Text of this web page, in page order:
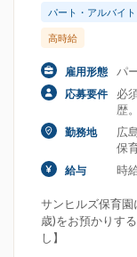
パート・アルバイト
高時給
雇用形態 パ
応募要件
必
歴
勤務地
広
保
給与 時
サンヒルズ保育
歳)をお預かりす
し】